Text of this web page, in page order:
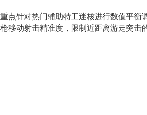
针对热门辅助特工迷核进行数值平
动射击精准度，限制近距离游走突击